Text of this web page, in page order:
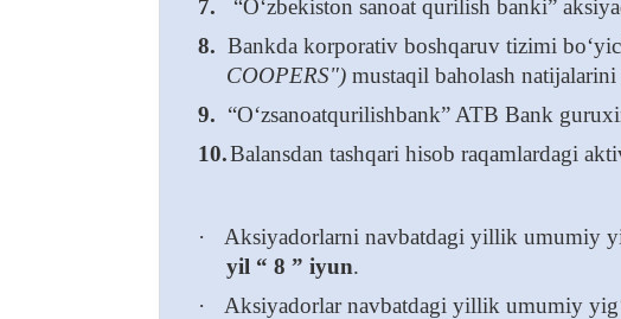
7.
“O‘zbekiston sanoat qurilish banki”
8. Bankda korporativ boshqaruv tizimi
COOPERS") mustaqil baholash
9. “O‘zsanoatqurilishbank” ATB Bank
10.Balansdan tashqari hisob raqamlardagi
· Aksiyadorlarni navbatdagi yillik umumiy
yil “ 8 ” iyun.
·
Aksiyadorlar navbatdagi yillik umumiy